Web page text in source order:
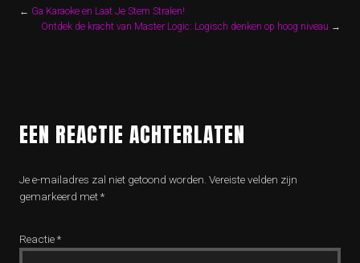
← Ga Karaoke en Laat Je Stem Stralen!
Ontdek de kracht van Master Logic: Logisch denken op hoog niveau →
EEN REACTIE ACHTERLATEN
Je e-mailadres zal niet getoond worden. Vereiste velden zijn
gemarkeerd met*
Reactie*